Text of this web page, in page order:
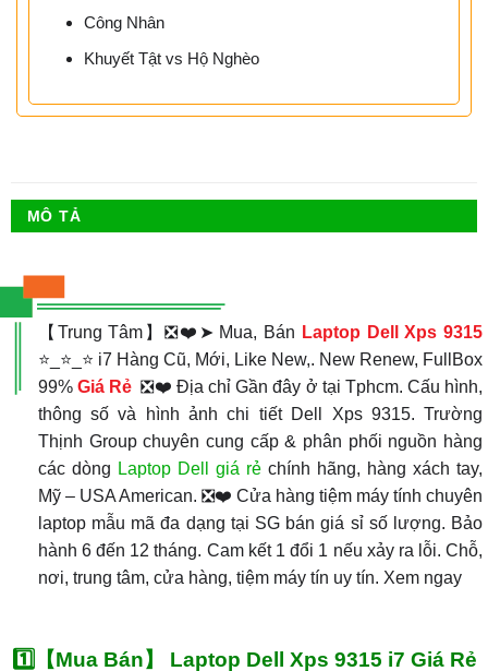
Công Nhân
Khuyết Tật vs Hộ Nghèo
MÔ TẢ
【Trung Tâm】❎❤️➤ Mua, Bán Laptop Dell Xps 9315
⭐_⭐_⭐ i7 Hàng Cũ, Mới, Like New,. New Renew, FullBox
99% Giá Rẻ ❎❤️ Địa chỉ Gần đây ở tại Tphcm. Cấu hình,
thông số và hình ảnh chi tiết Dell Xps 9315. Trường
Thịnh Group chuyên cung cấp & phân phối nguồn hàng
các dòng Laptop Dell giá rẻ chính hãng, hàng xách tay,
Mỹ – USA American. ❎❤️ Cửa hàng tiệm máy tính chuyên
laptop mẫu mã đa dạng tại SG bán giá sỉ số lượng. Bảo
hành 6 đến 12 tháng. Cam kết 1 đổi 1 nếu xảy ra lỗi. Chỗ,
nơi, trung tâm, cửa hàng, tiệm máy tín uy tín. Xem ngay
1️⃣【Mua Bán】 Laptop Dell Xps 9315 i7 Giá Rẻ